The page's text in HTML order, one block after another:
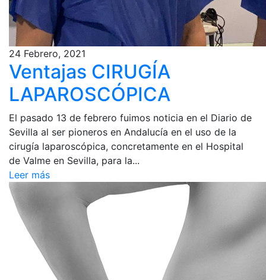
24 Febrero, 2021
Ventajas CIRUGÍA
LAPAROSCÓPICA
El pasado 13 de febrero fuimos noticia en el Diario de
Sevilla al ser pioneros en Andalucía en el uso de la
cirugía laparoscópica, concretamente en el Hospital
de Valme en Sevilla, para la...
Leer más